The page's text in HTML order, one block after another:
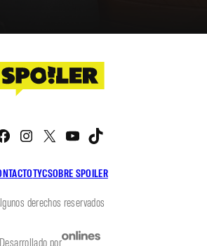
TYCSOBRE SPOILER
Facebook
Instagram
X YouTube
derechos reservados
Desarrollado por